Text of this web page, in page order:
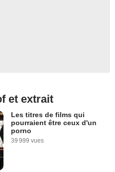
et extrait
Les titres de films qui
pourraient être ceux d'un
porno
39 999 vues